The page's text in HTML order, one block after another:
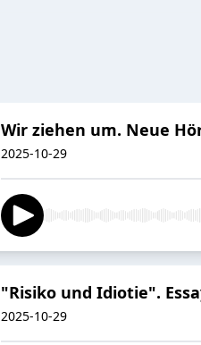
Wir ziehen um. Neue
2025-10-29
"Risiko und Idiotie".
2025-10-29